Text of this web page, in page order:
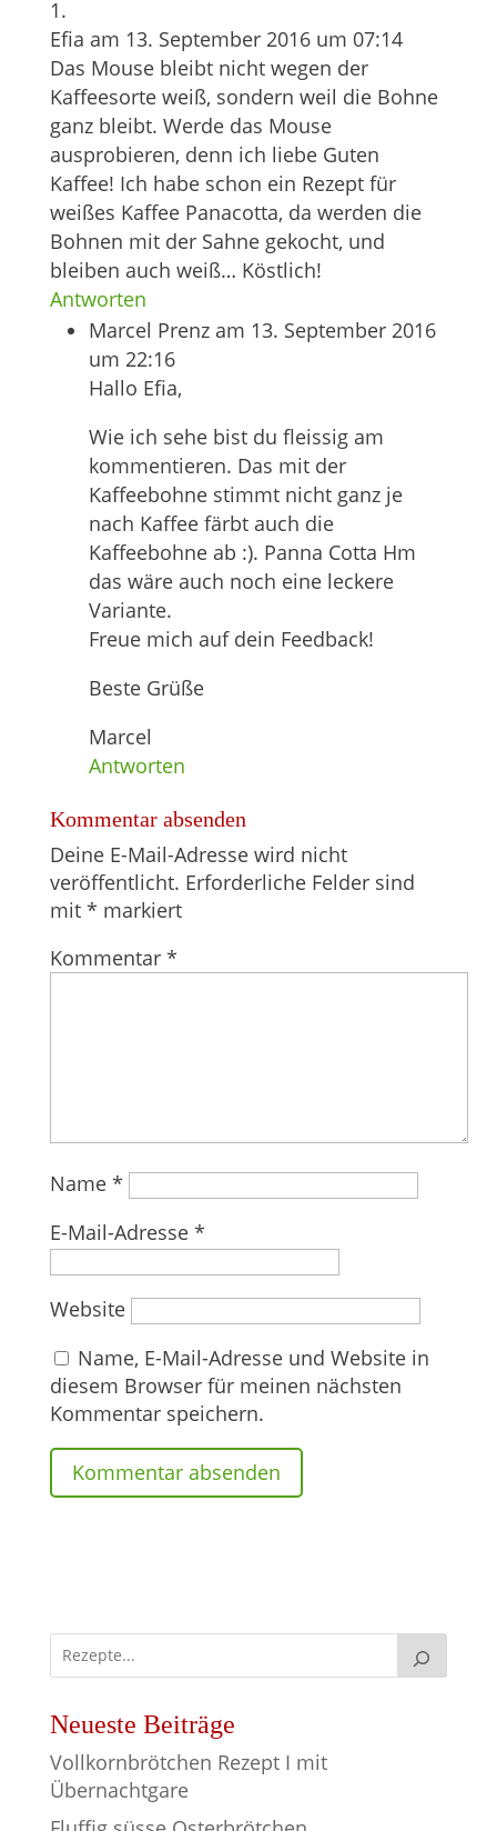
Efia am 13. September 2016 um 07:14
Das Mouse bleibt nicht wegen der
Kaffeesorte weiß, sondern weil die Bohne
ganz bleibt. Werde das Mouse
ausprobieren, denn ich liebe Guten
Kaffee! Ich habe schon ein Rezept für
weißes Kaffee Panacotta, da werden die
Bohnen mit der Sahne gekocht, und
bleiben auch weiß… Köstlich!
Antworten
Marcel Prenz am 13. September 2016
um 22:16
Hallo Efia,
Wie ich sehe bist du fleissig am
kommentieren. Das mit der
Kaffeebohne stimmt nicht ganz je
nach Kaffee färbt auch die
Kaffeebohne ab :). Panna Cotta Hm
das wäre auch noch eine leckere
Variante.
Freue mich auf dein Feedback!
Beste Grüße
Marcel
Antworten
Kommentar absenden
Deine E-Mail-Adresse wird nicht
veröffentlicht. Erforderliche Felder sind
mit * markiert
Kommentar *
Name *
E-Mail-Adresse *
Website
Name, E-Mail-Adresse und Website in
diesem Browser für meinen nächsten
Kommentar speichern.
Neueste Beiträge
Vollkornbrötchen Rezept I mit
Übernachtgare